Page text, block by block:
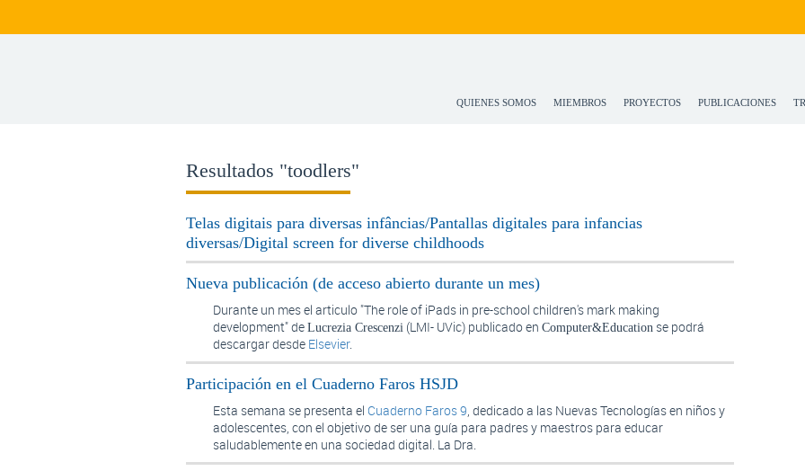
QUIENES SOMOS MIEMBROS PROYECTOS PUBLICACIONES
Resultados "toodlers"
Telas digitais para diversas infâncias/Pantallas digitales para infancias
diversas/Digital screen for diverse childhoods
Nueva publicación (de acceso abierto durante un mes)
Durante un mes el articulo "The role of iPads in pre-school children's mark making
development" de Lucrezia Crescenzi (LMI- UVic) publicado en Computer&Education se podrá
descargar desde Elsevier.
Participación en el Cuaderno Faros HSJD
Esta semana se presenta el Cuaderno Faros 9, dedicado a las Nuevas Tecnologías en niños y
adolescentes, con el objetivo de ser una guía para padres y maestros para educar
saludablemente en una sociedad digital. La Dra.